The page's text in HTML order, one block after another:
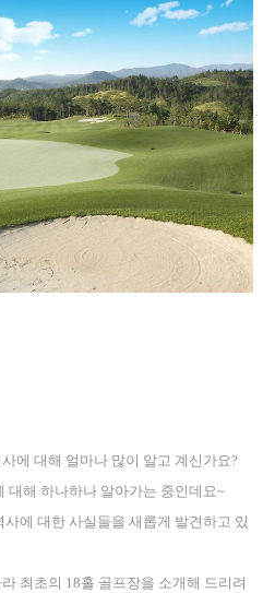
에 대해 얼마나 많이 알고 계신가요?
대해 하나하나 알아가는 중인데요~
에 대한 사실들을 새롭게 발견하고 있
최초의 18홀 골프장을 소개해 드리려